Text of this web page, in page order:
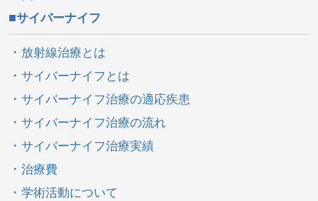
サイバーナイフ
放射線治療とは
サイバーナイフとは
サイバーナイフ治療の適応疾患
サイバーナイフ治療の流れ
サイバーナイフ治療実績
治療費
学術活動について